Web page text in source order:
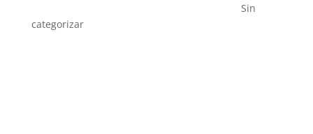
Sin
categorizar